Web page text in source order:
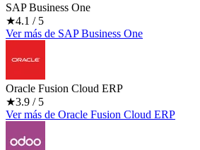
SAP Business One
★4.1 / 5
Ver más de SAP Business One
Oracle Fusion Cloud ERP
★3.9 / 5
Ver más de Oracle Fusion Cloud ERP